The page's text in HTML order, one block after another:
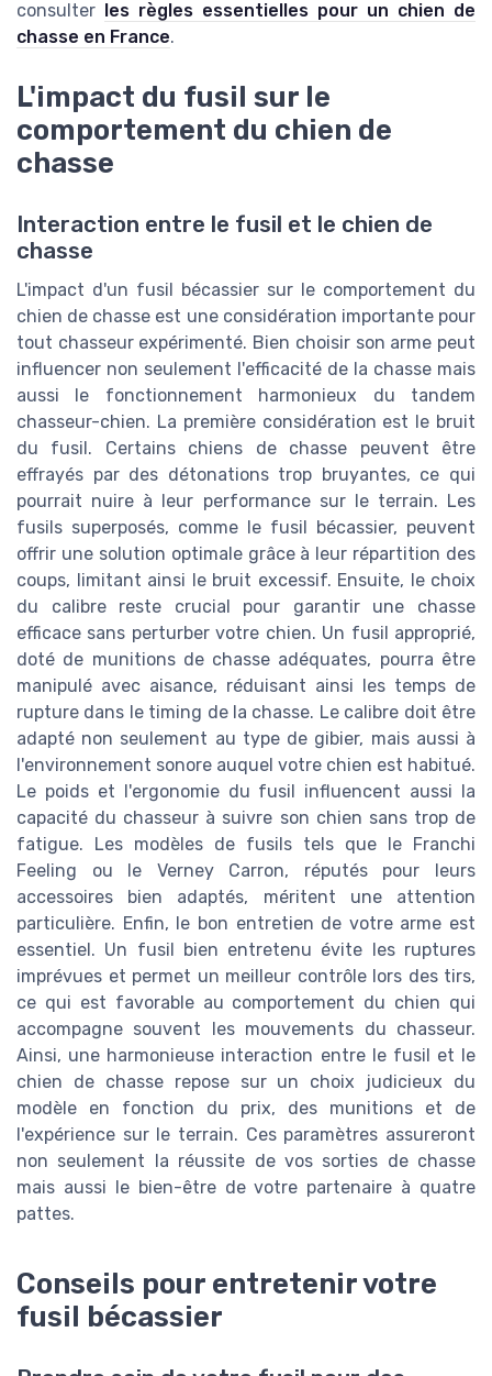
consulter
les règles essentielles pour un chien de
chasse en France.
L'impact du fusil sur le
comportement du chien de
chasse
Interaction entre le fusil et le chien de
chasse
L'impact d'un fusil bécassier sur le comportement du
chien de chasse est une considération importante pour
tout chasseur expérimenté. Bien choisir son arme peut
influencer non seulement l'efficacité de la chasse mais
aussi le fonctionnement harmonieux du tandem
chasseur-chien. La première considération est le bruit
du fusil. Certains chiens de chasse peuvent être
effrayés par des détonations trop bruyantes, ce qui
pourrait nuire à leur performance sur le terrain. Les
fusils superposés, comme le fusil bécassier, peuvent
offrir une solution optimale grâce à leur répartition des
coups, limitant ainsi le bruit excessif. Ensuite, le choix
du calibre reste crucial pour garantir une chasse
efficace sans perturber votre chien. Un fusil approprié,
doté de munitions de chasse adéquates, pourra être
manipulé avec aisance, réduisant ainsi les temps de
rupture dans le timing de la chasse. Le calibre doit être
adapté non seulement au type de gibier, mais aussi à
l'environnement sonore auquel votre chien est habitué.
Le poids et l'ergonomie du fusil influencent aussi la
capacité du chasseur à suivre son chien sans trop de
fatigue. Les modèles de fusils tels que le Franchi
Feeling ou le Verney Carron, réputés pour leurs
accessoires bien adaptés, méritent une attention
particulière. Enfin, le bon entretien de votre arme est
essentiel. Un fusil bien entretenu évite les ruptures
imprévues et permet un meilleur contrôle lors des tirs,
ce qui est favorable au comportement du chien qui
accompagne souvent les mouvements du chasseur.
Ainsi, une harmonieuse interaction entre le fusil et le
chien de chasse repose sur un choix judicieux du
modèle en fonction du prix, des munitions et de
l'expérience sur le terrain. Ces paramètres assureront
non seulement la réussite de vos sorties de chasse
mais aussi le bien-être de votre partenaire à quatre
pattes.
Conseils pour entretenir votre
fusil bécassier